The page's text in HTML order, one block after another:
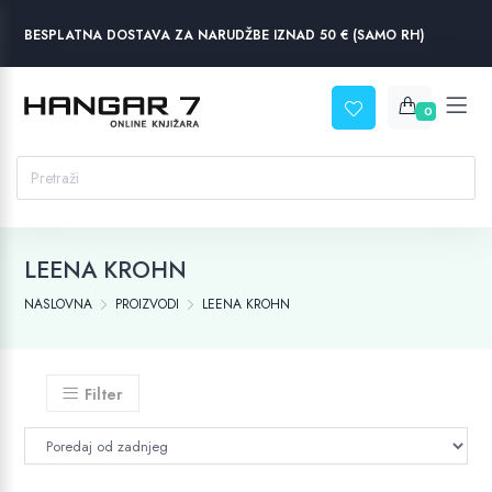
BESPLATNA DOSTAVA ZA NARUDŽBE IZNAD 50 € (SAMO RH)
0
LEENA KROHN
NASLOVNA PROIZVODI LEENA KROHN
Filter